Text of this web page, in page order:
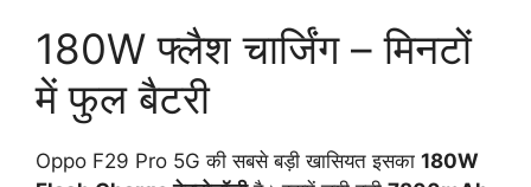
180W फ्लैश चार्जिंग – मिनटों
में फुल बैटरी
Oppo F29 Pro 5G की सबसे बड़ी खासियत इसका 180W